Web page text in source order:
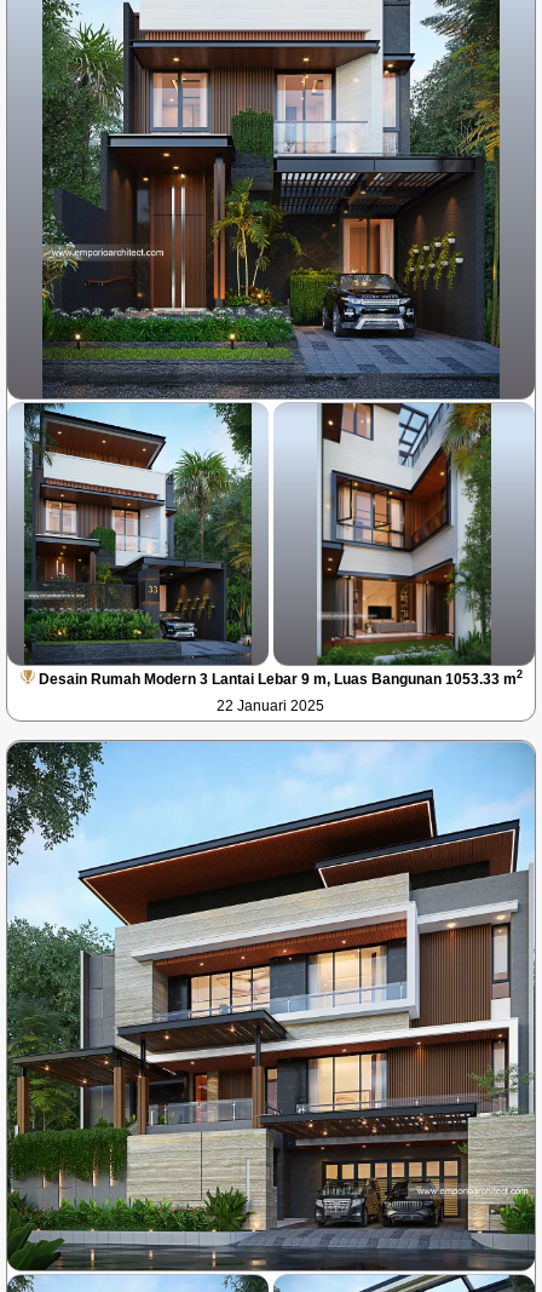
Desain Rumah Modern 3 Lantai Lebar 9 m, Luas Bangunan 1053.33 m2
22 Januari 2025